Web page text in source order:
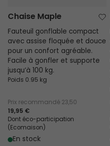
Chaise Maple
Fauteuil gonflable compact
avec assise floquée et douce
pour un confort agréable.
Facile à gonfler et supporte
jusqu’à 100 kg.
Poids 0.95 kg
Prix recommandé 23,50
19,95 €
Dont éco-participation
(Ecomaison)
En stock